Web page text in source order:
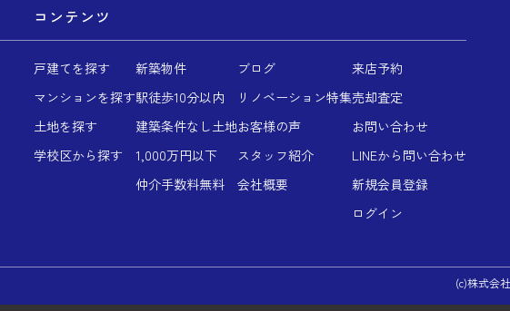
コンテンツ
戸建てを探す
マンションを探す
土地を探す
学校区から探す
新築物件
駅徒歩10分以内
建築条件なし土地
1,000万円以下
仲介手数料無料
ブログ
リノベーション特集
お客様の声
スタッフ紹介
会社概要
来店予約
売却査定
お問い合わせ
LINEから問い合わせ
新規会員登録
ログイン
(c)株式会